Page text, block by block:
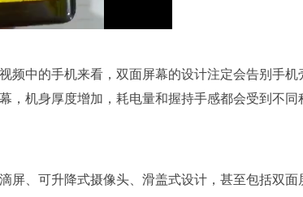
频中的手机来看，双面屏幕的设计注定会告别手机
，机身厚度增加，耗电量和握持手感都会受到不同
屏、可升降式摄像头、滑盖式设计，甚至包括双面